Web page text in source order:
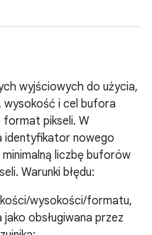
wyjściowych do użycia,
wysokość i cel bufora
pikseli. W
identyfikator nowego
liczbę buforów
Warunki błędu:
wysokości/formatu,
obsługiwana przez